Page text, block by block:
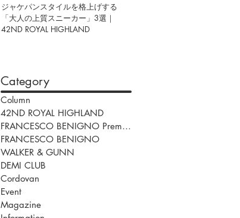
ジャケパンスタイルを格上げする
「大人の上質スニーカー」3選｜
42ND ROYAL HIGHLAND
Category
Column
42ND ROYAL HIGHLAND
FRANCESCO BENIGNO Premium Classic
FRANCESCO BENIGNO
WALKER & GUNN
DEMI CLUB
Cordovan
Event
Magazine